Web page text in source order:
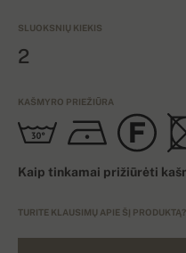
SLUOKSNIŲ KIEKIS
2
KAŠMYRO PRIEŽIŪRA
Kaip tinkamai prižiūrėti
TURITE KLAUSIMŲ APIE ŠĮ PRODUKTĄ?